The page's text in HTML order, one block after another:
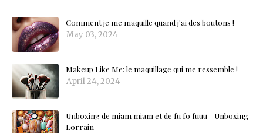
Comment je me maquille quand j'ai des boutons !
May 03, 2024
Makeup Like Me: le maquillage qui me ressemble !
April 24, 2024
Unboxing de miam miam et de fu fo fuuu - Unboxing
Lorrain